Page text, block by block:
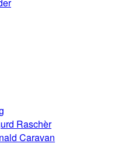
Raschèr
Caravan